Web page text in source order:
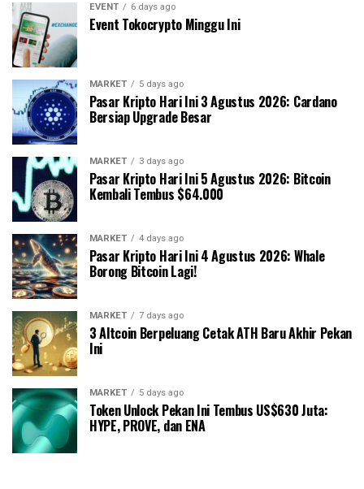
EVENT 6 days ago
Event Tokocrypto Minggu Ini
MARKET 5 days ago
Pasar Kripto Hari Ini 3 Agustus 2026: Cardano
Bersiap Upgrade Besar
MARKET 3 days ago
Pasar Kripto Hari Ini 5 Agustus 2026: Bitcoin
Kembali Tembus $64.000
MARKET 4 days ago
Pasar Kripto Hari Ini 4 Agustus 2026: Whale
Borong Bitcoin Lagi!
MARKET 7 days ago
3 Altcoin Berpeluang Cetak ATH Baru Akhir Pekan
Ini
MARKET 5 days ago
Token Unlock Pekan Ini Tembus US$630 Juta:
HYPE, PROVE, dan ENA